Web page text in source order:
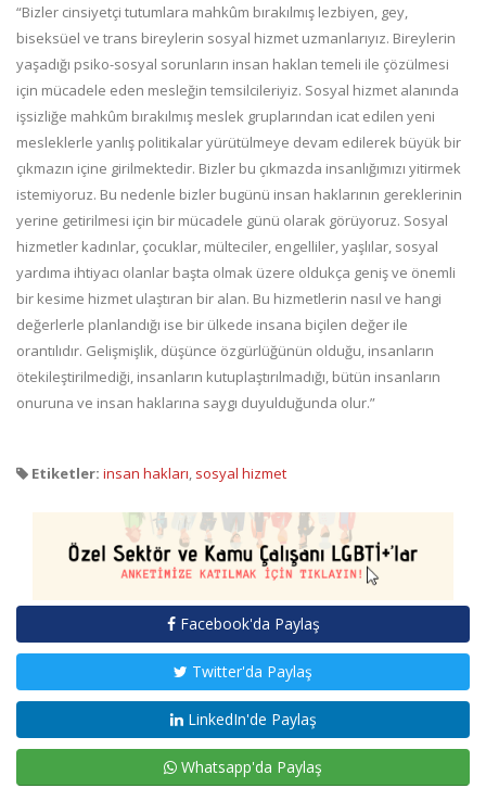
“Bizler cinsiyetçi tutumlara mahkûm bırakılmış lezbiyen, gey,
biseksüel ve trans bireylerin sosyal hizmet uzmanlarıyız. Bireylerin
yaşadığı psiko-sosyal sorunların insan haklan temeli ile çözülmesi
için mücadele eden mesleğin temsilcileriyiz. Sosyal hizmet alanında
işsizliğe mahkûm bırakılmış meslek gruplarından icat edilen yeni
mesleklerle yanlış politikalar yürütülmeye devam edilerek büyük bir
çıkmazın içine girilmektedir. Bizler bu çıkmazda insanlığımızı yitirmek
istemiyoruz. Bu nedenle bizler bugünü insan haklarının gereklerinin
yerine getirilmesi için bir mücadele günü olarak görüyoruz. Sosyal
hizmetler kadınlar, çocuklar, mülteciler, engelliler, yaşlılar, sosyal
yardıma ihtiyacı olanlar başta olmak üzere oldukça geniş ve önemli
bir kesime hizmet ulaştıran bir alan. Bu hizmetlerin nasıl ve hangi
değerlerle planlandığı ise bir ülkede insana biçilen değer ile
orantılıdır. Gelişmişlik, düşünce özgürlüğünün olduğu, insanların
ötekileştirilmediği, insanların kutuplaştırılmadığı, bütün insanların
onuruna ve insan haklarına saygı duyulduğunda olur.”
Etiketler: insan hakları, sosyal hizmet
Facebook'da Paylaş
Twitter'da Paylaş
LinkedIn'de Paylaş
Whatsapp'da Paylaş